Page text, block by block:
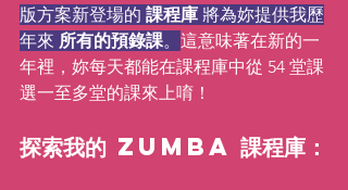
版方案新登場的 課程庫 將為妳提供我歷
年來 所有的預錄課。 這意味著在新的一
年裡，妳每天都能在課程庫中從 54 堂課
選一至多堂的課來上唷！
探索我的 Zumba 課程庫：